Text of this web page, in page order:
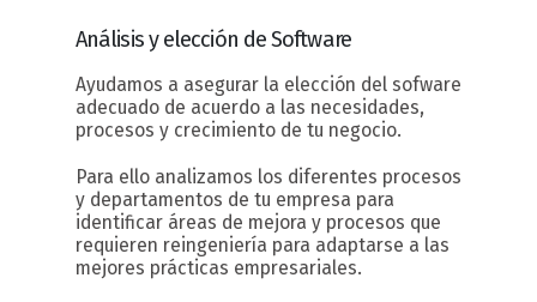
Análisis y elección de Software
Ayudamos a asegurar la elección del sofware
adecuado de acuerdo a las necesidades,
procesos y crecimiento de tu negocio.
Para ello analizamos los diferentes procesos
y departamentos de tu empresa para
identificar áreas de mejora y procesos que
requieren reingeniería para adaptarse a las
mejores prácticas empresariales.